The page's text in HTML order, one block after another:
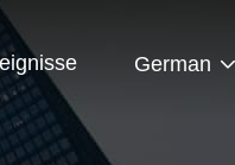
German